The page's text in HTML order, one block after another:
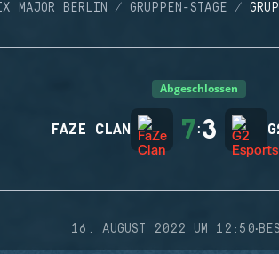
MAJOR BERLIN GRUPPEN-STAGE
Abgeschlossen
FAZE CLAN 7:3
16. AUGUST 2022 UM 12:50·